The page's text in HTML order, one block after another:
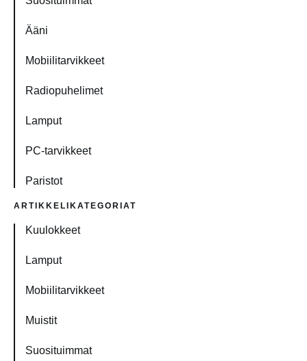
Ääni
Mobiilitarvikkeet
Radiopuhelimet
Lamput
PC-tarvikkeet
Paristot
ARTIKKELIKATEGORIAT
Kuulokkeet
Lamput
Mobiilitarvikkeet
Muistit
Suosituimmat